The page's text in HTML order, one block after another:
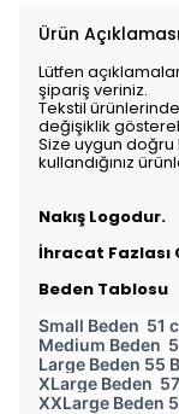
Ürün Açıklaması
Lütfen
şipariş veriniz.
Tekstil
değişiklik
Size uygun
kullandığınız
Nakış Logodur.
İhracat Fazlası
Beden Tablosu
Small Beden 51
Medium Beden
Large Beden 55
XLarge Beden
XXLarge Beden